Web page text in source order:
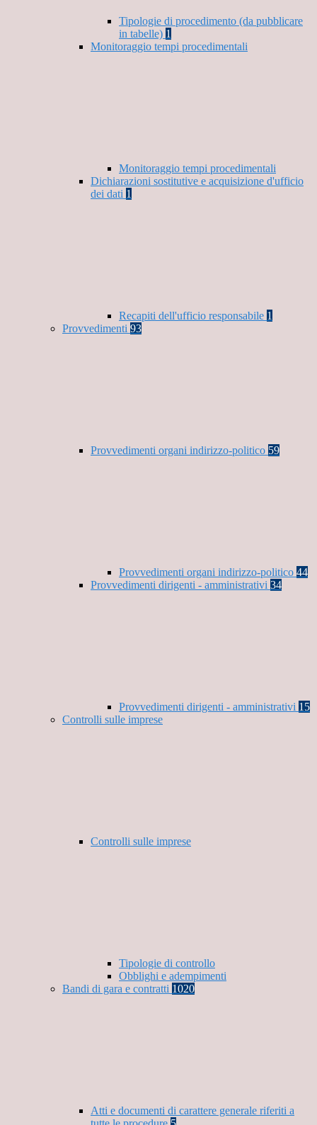
Tipologie di procedimento (da pubblicare
in tabelle) 1
Monitoraggio tempi procedimentali
Monitoraggio tempi procedimentali
Dichiarazioni sostitutive e acquisizione d'ufficio
dei dati 1
Recapiti dell'ufficio responsabile 1
Provvedimenti 93
Provvedimenti organi indirizzo-politico 59
Provvedimenti organi indirizzo-politico 44
Provvedimenti dirigenti - amministrativi 34
Provvedimenti dirigenti - amministrativi 15
Controlli sulle imprese
Controlli sulle imprese
Tipologie di controllo
Obblighi e adempimenti
Bandi di gara e contratti 1020
Atti e documenti di carattere generale riferiti a